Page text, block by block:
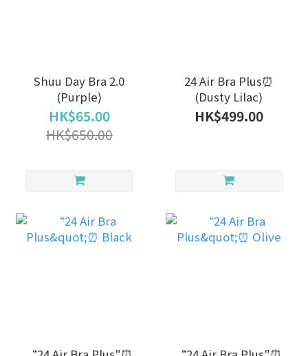
Shuu Day Bra 2.0
(Purple)
HK$65.00
HK$650.00
24 Air Bra Plus⏰
(Dusty Lilac)
HK$499.00